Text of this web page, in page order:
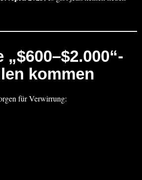
kommen
für Verwirrung: